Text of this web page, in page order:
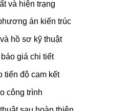
và hiện trạng
án kiến trúc
hồ sơ kỹ thuật
giá chi tiết
tiến độ cam kết
công trình